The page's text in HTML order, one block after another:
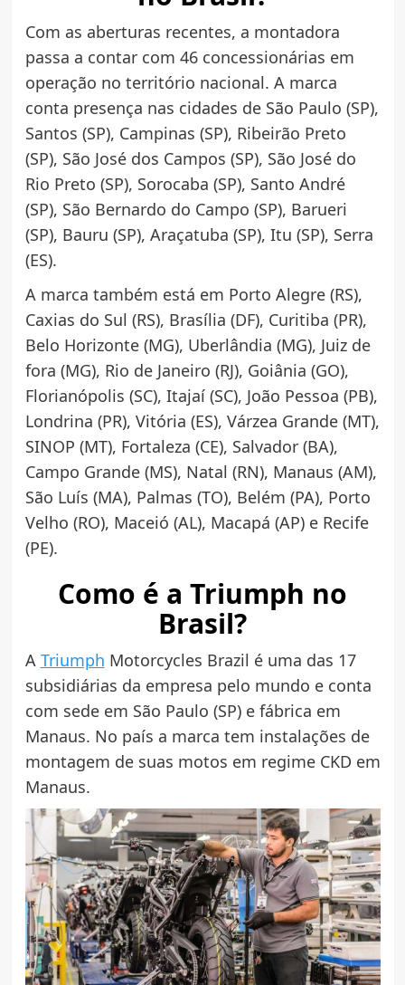
Com as aberturas recentes, a montadora
passa a contar com 46 concessionárias em
operação no território nacional. A marca
conta presença nas cidades de São Paulo (SP),
Santos (SP), Campinas (SP), Ribeirão Preto
(SP), São José dos Campos (SP), São José do
Rio Preto (SP), Sorocaba (SP), Santo André
(SP), São Bernardo do Campo (SP), Barueri
(SP), Bauru (SP), Araçatuba (SP), Itu (SP), Serra
(ES).
A marca também está em Porto Alegre (RS),
Caxias do Sul (RS), Brasília (DF), Curitiba (PR),
Belo Horizonte (MG), Uberlândia (MG), Juiz de
fora (MG), Rio de Janeiro (RJ), Goiânia (GO),
Florianópolis (SC), Itajaí (SC), João Pessoa (PB),
Londrina (PR), Vitória (ES), Várzea Grande (MT),
SINOP (MT), Fortaleza (CE), Salvador (BA),
Campo Grande (MS), Natal (RN), Manaus (AM),
São Luís (MA), Palmas (TO), Belém (PA), Porto
Velho (RO), Maceió (AL), Macapá (AP) e Recife
(PE).
Como é a Triumph no
Brasil?
A Triumph Motorcycles Brazil é uma das 17
subsidiárias da empresa pelo mundo e conta
com sede em São Paulo (SP) e fábrica em
Manaus. No país a marca tem instalações de
montagem de suas motos em regime CKD em
Manaus.